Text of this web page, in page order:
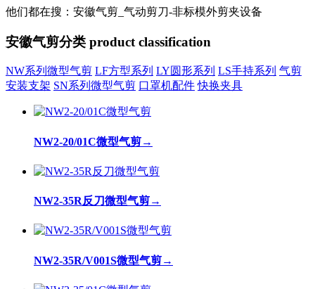
他们都在搜：安徽气剪_气动剪刀-非标模外剪夹设备
安徽气剪分类 product classification
NW系列微型气剪 LF方型系列 LY圆形系列 LS手持系列 气剪
安装支架 SN系列微型气剪 口罩机配件 快换夹具
NW2-20/01C微型气剪→
NW2-35R反刀微型气剪→
NW2-35R/V001S微型气剪→